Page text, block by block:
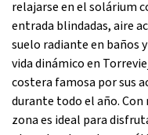
relajarse en el solárium
entrada blindadas, aire
suelo radiante en baños
vida dinámico en
costera famosa por sus
durante todo el año. Con
zona es ideal para